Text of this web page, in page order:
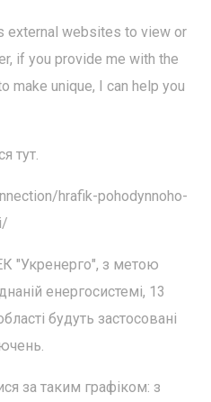
external websites to view or
if you provide me with the
make unique, I can help you
тут.
hrafik-pohodynnoho-
"Укренерго", з метою
енергосистемі, 13
будуть застосовані
за таким графіком: з